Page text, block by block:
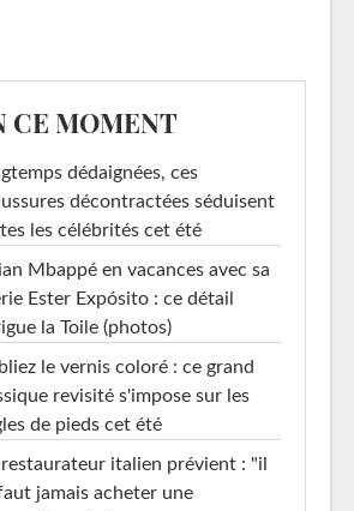
CE MOMENT
dédaignées, ces
décontractées séduisent
les célébrités cet été
Mbappé en vacances avec sa
Ester Expósito : ce détail
la Toile (photos)
le vernis coloré : ce grand
revisité s'impose sur les
de pieds cet été
italien prévient : "il
jamais acheter une